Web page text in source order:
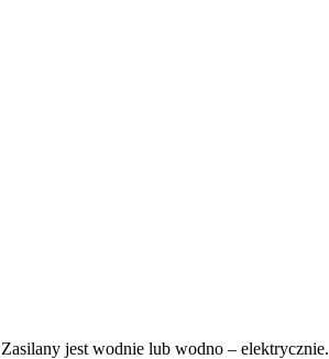
jest wodnie lub wodno – elektrycznie.